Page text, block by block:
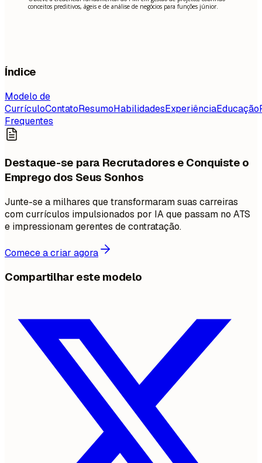
conceitos preditivos, ágeis e de análise de negócios para funções júnior.
Índice
Modelo de
CurrículoContatoResumoHabilidadesExperiênciaEducação
Frequentes
Destaque-se para Recrutadores e Conquiste o
Emprego dos Seus Sonhos
Junte-se a milhares que transformaram suas carreiras
com currículos impulsionados por IA que passam no ATS
e impressionam gerentes de contratação.
Comece a criar agora
Compartilhar este modelo